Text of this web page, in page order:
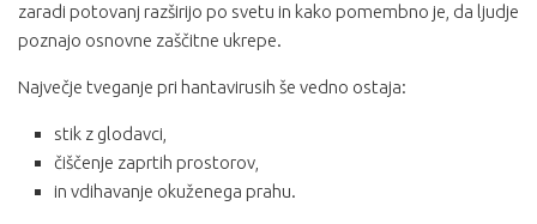
zaradi potovanj razširijo po svetu in kako pomembno je, da ljudje
poznajo osnovne zaščitne ukrepe.
Največje tveganje pri hantavirusih še vedno ostaja:
stik z glodavci,
čiščenje zaprtih prostorov,
in vdihavanje okuženega prahu.